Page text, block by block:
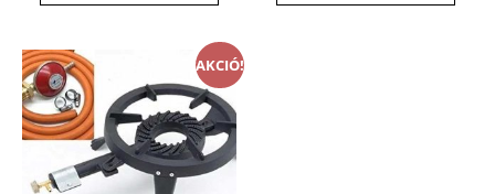
AKCIÓ!